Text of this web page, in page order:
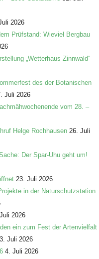
2026
Prüfstand: Wieviel Bergbau
„Wetterhaus Zinnwald“
des der Botanischen
Juli 2026
vom 28. –
Helge Rochhausen 26. Juli
Der Spar-Uhu geht um!
23. Juli 2026
in der Naturschutzstation
2026
ein zum Fest der Artenvielfalt
Juli 2026
4. Juli 2026